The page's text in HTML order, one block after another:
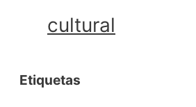
cultural
Etiquetas